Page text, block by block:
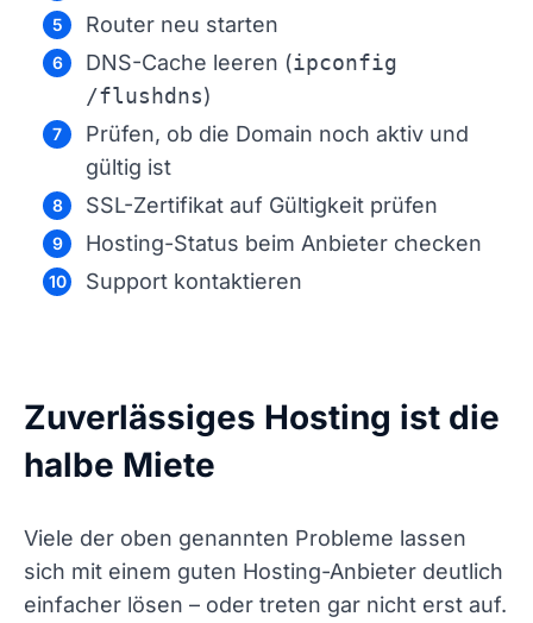
Router neu starten
DNS-Cache leeren (ipconfig
/flushdns)
Prüfen, ob die Domain noch aktiv und
gültig ist
SSL-Zertifikat auf Gültigkeit prüfen
Hosting-Status beim Anbieter checken
Support kontaktieren
Zuverlässiges Hosting ist die
halbe Miete
Viele der oben genannten Probleme lassen
sich mit einem guten Hosting-Anbieter deutlich
einfacher lösen – oder treten gar nicht erst auf.